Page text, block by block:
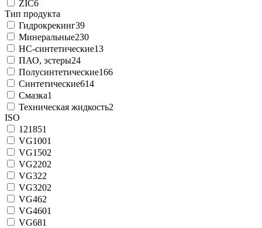
ZIC6
Тип продукта
Гидрокрекинг39
Минеральные230
НС-синтетические13
ПАО, эстеры24
Полусинтетические166
Синтетические614
Смазка1
Техническая жидкость2
ISO
121851
VG1001
VG1502
VG2202
VG322
VG3202
VG462
VG4601
VG681